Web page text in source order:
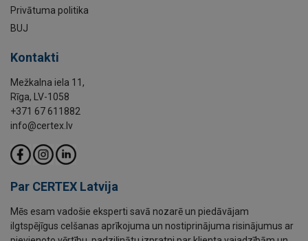
Privātuma politika
BUJ
Kontakti
Mežkalna iela 11,
Rīga, LV-1058
+371 67 611882
info@certex.lv
Par CERTEX Latvija
Mēs esam vadošie eksperti savā nozarē un piedāvājam
ilgtspējīgus celšanas aprīkojuma un nostiprinājuma risinājumus ar